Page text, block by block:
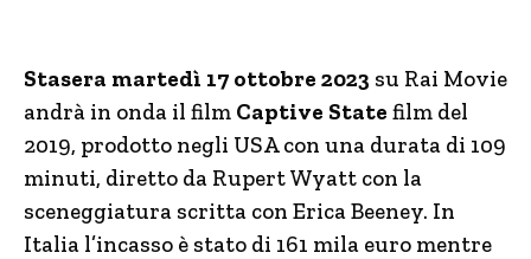
Stasera martedì 17 ottobre 2023 su Rai Movie
andrà in onda il film Captive State film del
2019, prodotto negli USA con una durata di 109
minuti, diretto da Rupert Wyatt con la
sceneggiatura scritta con Erica Beeney. In
Italia l’incasso è stato di 161 mila euro mentre